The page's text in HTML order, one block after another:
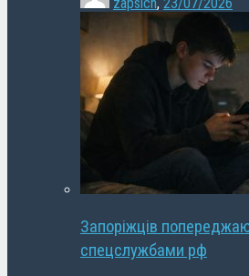
Запоріжців
спецслужбами рф